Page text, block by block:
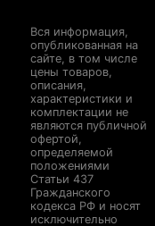
Вся информация,
опубликованная на
сайте, в том числе
цены товаров,
описания,
характеристики и
комплектации не
являются публичной
офертой,
определяемой
положениями
Статьи 437
Гражданского
кодекса РФ и носят
исключительно